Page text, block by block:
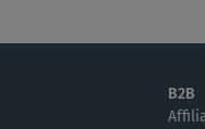
B2B